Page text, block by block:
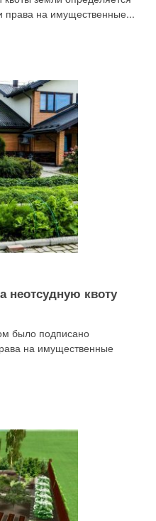
права на имущественные...
неотсудную квоту
было подписано
на имущественные